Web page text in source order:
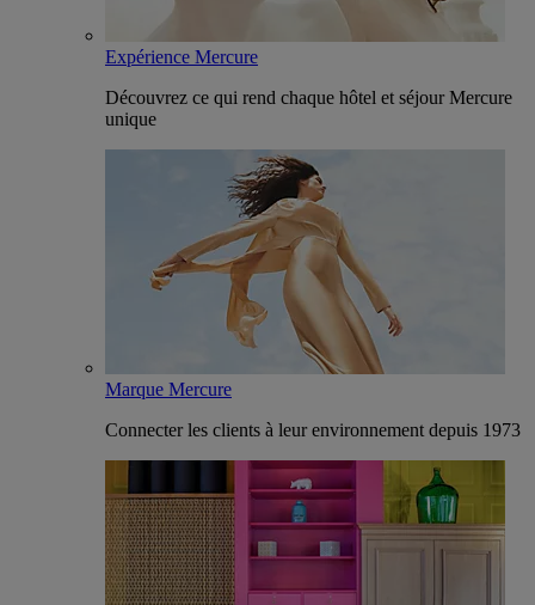
Expérience Mercure
Découvrez ce qui rend chaque hôtel et séjour Mercure
unique
Marque Mercure
Connecter les clients à leur environnement depuis 1973